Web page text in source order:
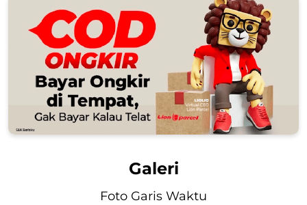
Galeri
Foto Garis Waktu